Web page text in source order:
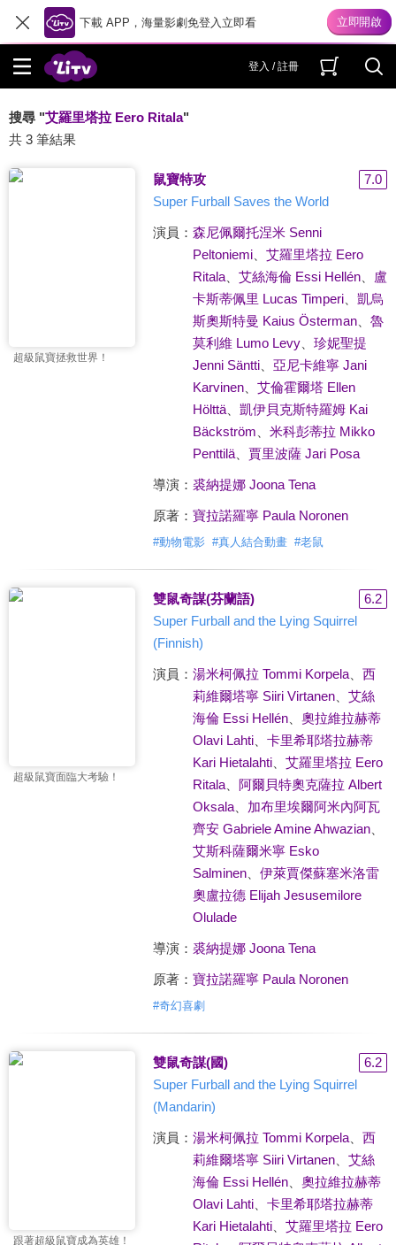
下載 APP，海量影劇免登入立即看
登入 / 註冊
搜尋 "艾羅里塔拉 Eero Ritala"
共 3 筆結果
超級鼠寶拯救世界！
鼠寶特攻
7.0
Super Furball Saves the World
演員： 森尼佩爾托涅米 Senni
Peltoniemi、 艾羅里塔拉 Eero
Ritala、 艾絲海倫 Essi Hellén、
盧
卡斯蒂佩里 Lucas Timperi、 凱烏
斯奧斯特曼 Kaius Österman、 魯
莫利維 Lumo Levy、 珍妮聖提
Jenni Säntti、 亞尼卡維寧 Jani
Karvinen、 艾倫霍爾塔 Ellen
Hölttä、 凱伊貝克斯特羅姆 Kai
Bäckström
米科彭蒂拉 Mikko
Penttilä、 賈里波薩 Jari Posa
導演： 裘納提娜 Joona Tena
原著： 寶拉諾羅寧 Paula Noronen
#動物電影 #真人結合動畫 #老鼠
超級鼠寶面臨大考驗！
雙鼠奇謀(芬蘭語)
6.2
Super Furball and the Lying Squirrel
(Finnish)
演員： 湯米柯佩拉 Tommi Korpela、 西
莉維爾塔寧 Siiri Virtanen、 艾絲
海倫 Essi Hellén、 奧拉維拉赫蒂
Olavi Lahti、 卡里希耶塔拉赫蒂
Kari Hietalahti、 艾羅里塔拉 Eero
Ritala、 阿爾貝特奧克薩拉 Albert
Oksala、 加布里埃爾阿米內阿瓦
齊安 Gabriele Amine Ahwazian、
艾斯科薩爾米寧 Esko
Salminen、 伊萊賈傑蘇塞米洛雷
奧盧拉德 Elijah Jesusemilore
Olulade
導演： 裘納提娜 Joona Tena
原著： 寶拉諾羅寧 Paula Noronen
#奇幻喜劇
跟著超級鼠寶成為英雄！
雙鼠奇謀(國)
6.2
Super Furball and the Lying Squirrel
(Mandarin)
演員： 湯米柯佩拉 Tommi Korpela、 西
莉維爾塔寧 Siiri Virtanen、 艾絲
海倫 Essi Hellén、 奧拉維拉赫蒂
Olavi Lahti、 卡里希耶塔拉赫蒂
Kari Hietalahti、 艾羅里塔拉 Eero